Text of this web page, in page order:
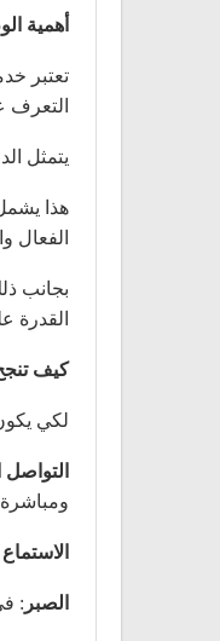
أهمية
تعتبر
التعرف
يتمثل
هذا
الفعال
بجانب
القدرة
كيف
لكي
التواصل
الصبر :